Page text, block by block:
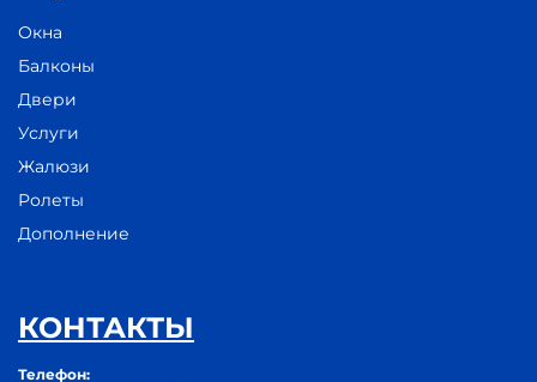
Окна
Балконы
Двери
Услуги
Жалюзи
Ролеты
Дополнение
КОНТАКТЫ
Телефон: